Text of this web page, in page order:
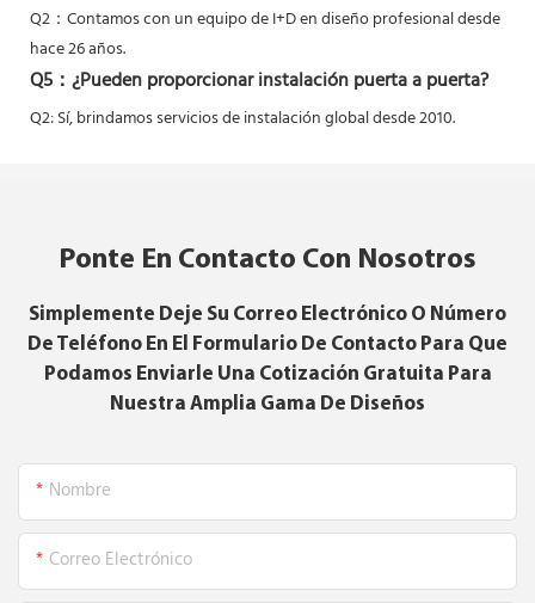
Q2： Contamos con un equipo de I+D en diseño profesional desde
hace 26 años.
Q5： ¿Pueden proporcionar instalación puerta a puerta?
Q2: Sí,brindamos servicios de instalación global desde 2010.
Ponte En Contacto Con Nosotros
Simplemente Deje Su Correo Electrónico O Número
De Teléfono En El Formulario De Contacto Para Que
Podamos Enviarle Una Cotización Gratuita Para
Nuestra Amplia Gama De Diseños
Nombre
Correo Electrónico